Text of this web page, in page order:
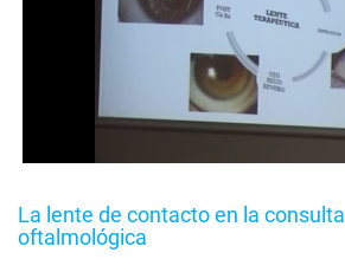
La lente de contacto en la consulta
oftalmológica